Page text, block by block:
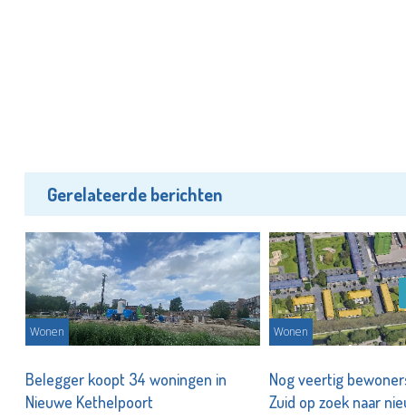
Gerelateerde berichten
Wonen
Belegger koopt 34 woningen in
Nieuwe Kethelpoort
Wonen
Nog veertig
Zuid op zoek naar